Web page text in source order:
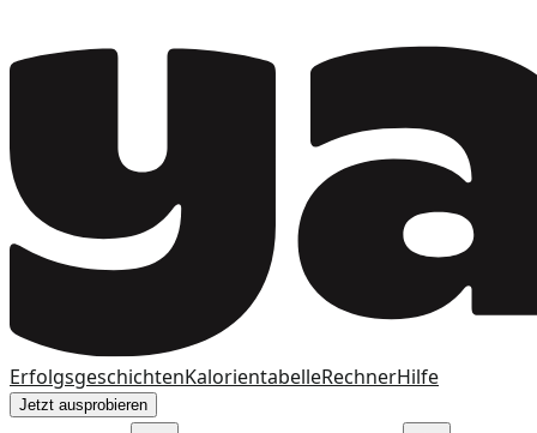
ErfolgsgeschichtenKalorientabelleRechnerHilfe
Jetzt ausprobieren